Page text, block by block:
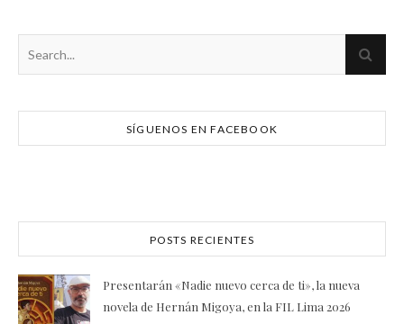
SÍGUENOS EN FACEBOOK
POSTS RECIENTES
Presentarán «Nadie nuevo cerca de ti», la nueva
novela de Hernán Migoya, en la FIL Lima 2026